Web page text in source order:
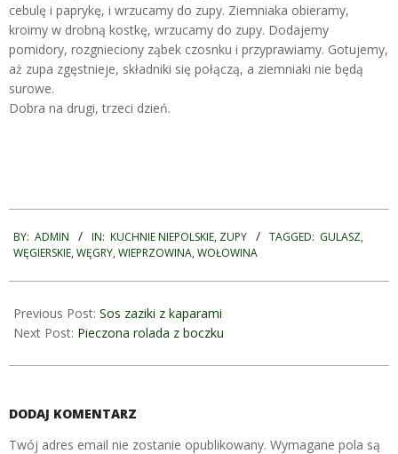
cebulę i paprykę, i wrzucamy do zupy. Ziemniaka obieramy,
kroimy w drobną kostkę, wrzucamy do zupy. Dodajemy
pomidory, rozgnieciony ząbek czosnku i przyprawiamy. Gotujemy,
aż zupa zgęstnieje, składniki się połączą, a ziemniaki nie będą
surowe.
Dobra na drugi, trzeci dzień.
11-
18
BY: ADMIN IN: KUCHNIE NIEPOLSKIE, ZUPY TAGGED: GULASZ,
WĘGIERSKIE,WĘGRY,WIEPRZOWINA,WOŁOWINA
Previous Post: Sos zaziki z kaparami
Next Post: Pieczona rolada z boczku
DODAJ KOMENTARZ
Twój adres email nie zostanie opublikowany. Wymagane pola są